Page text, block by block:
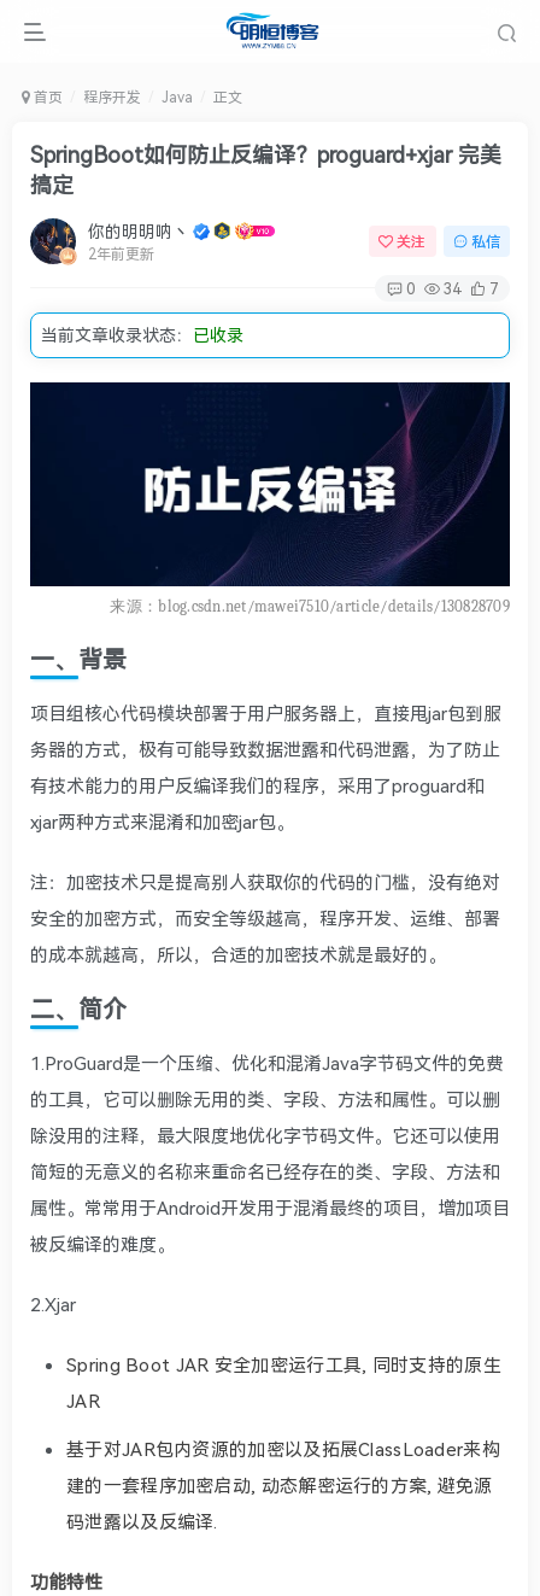
首页 程序开发 Java 正文
SpringBoot如何防止反编译？proguard+xjar 完美
搞定
你的明明呐丶
2年前更新
关注 私信
0 34 7
当前文章收录状态： 已收录
来源：blog.csdn.net/mawei7510/article/details/130828709
一、背景
项目组核心代码模块部署于用户服务器上，直接甩jar包到服
务器的方式，极有可能导致数据泄露和代码泄露，为了防止
有技术能力的用户反编译我们的程序，采用了proguard和
xjar两种方式来混淆和加密jar包。
注：加密技术只是提高别人获取你的代码的门槛，没有绝对
安全的加密方式，而安全等级越高，程序开发、运维、部署
的成本就越高，所以，合适的加密技术就是最好的。
二、简介
1.ProGuard是一个压缩、优化和混淆Java字节码文件的免费
的工具，它可以删除无用的类、字段、方法和属性。可以删
除没用的注释，最大限度地优化字节码文件。它还可以使用
简短的无意义的名称来重命名已经存在的类、字段、方法和
属性。常常用于Android开发用于混淆最终的项目，增加项目
被反编译的难度。
2.Xjar
Spring Boot JAR 安全加密运行工具, 同时支持的原生
JAR
基于对JAR包内资源的加密以及拓展ClassLoader来构
建的一套程序加密启动, 动态解密运行的方案, 避免源
码泄露以及反编译.
功能特性